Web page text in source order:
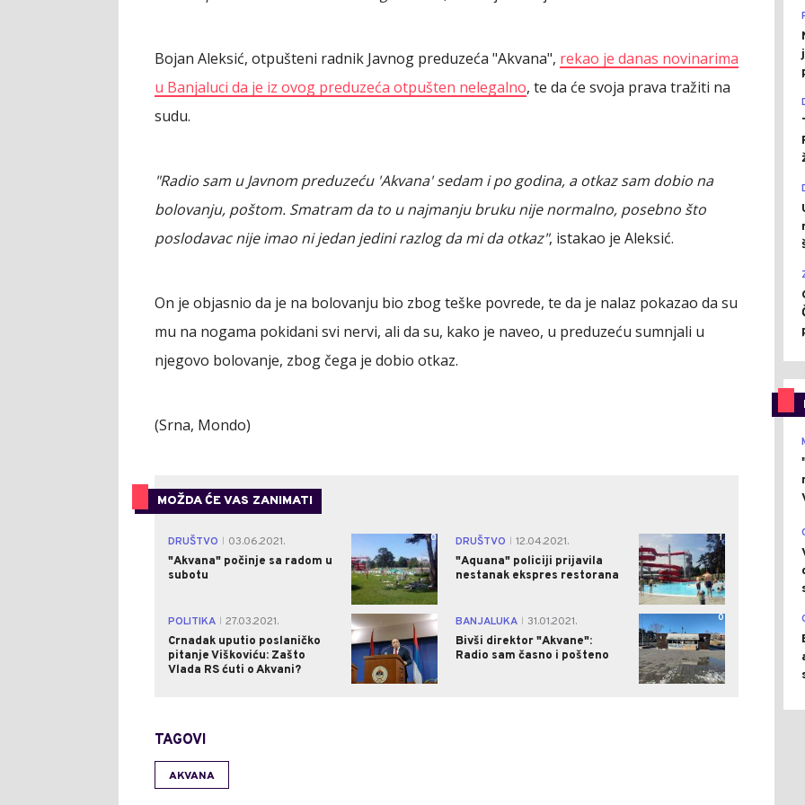
Bojan Aleksić, otpušteni radnik Javnog preduzeća "Akvana", rekao je danas novinarima
u Banjaluci da je iz ovog preduzeća otpušten nelegalno, te da će svoja prava tražiti na
sudu.
"Radio sam u Javnom preduzeću 'Akvana' sedam i po godina, a otkaz sam dobio na
bolovanju, poštom. Smatram da to u najmanju bruku nije normalno, posebno što
poslodavac nije imao ni jedan jedini razlog da mi da otkaz", istakao je Aleksić.
On je objasnio da je na bolovanju bio zbog teške povrede, te da je nalaz pokazao da su
mu na nogama pokidani svi nervi, ali da su, kako je naveo, u preduzeću sumnjali u
njegovo bolovanje, zbog čega je dobio otkaz.
(Srna, Mondo)
MOŽDA ĆE VAS ZANIMATI
DRUŠTVO
03.06.2021.
"Akvana" počinje sa radom u
subotu
0 DRUŠTVO
12.04.2021.
"Aquana" policiji prijavila
nestanak ekspres restorana
1
POLITIKA
27.03.2021.
Crnadak uputio poslaničko
pitanje Viškoviću: Zašto
Vlada RS ćuti o Akvani?
0 BANJALUKA
31.01.2021.
Bivši direktor "Akvane":
Radio sam časno i pošteno
0
TAGOVI
AKVANA